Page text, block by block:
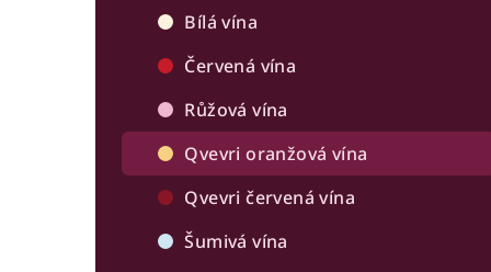
Bílá vína
Červená vína
Růžová vína
Qvevri oranžová vína
Qvevri červená vína
Šumivá vína